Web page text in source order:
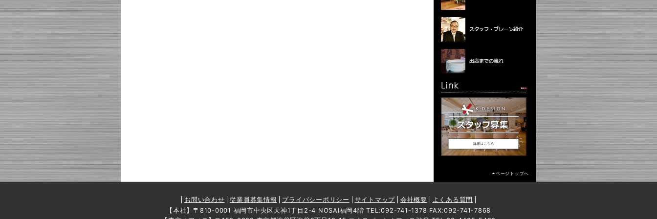
ページトップへ
お問い合わせ 従業員募集情報 プライバシーポリシー サイトマップ 会社概要
よくある質問
【本社】〒810-0001 福岡市中央区天神1丁目2-4 NOSAI福岡4階 TEL:092-741-1378 FAX:092-741-7868